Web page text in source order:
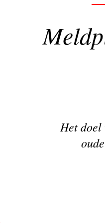
Het doel